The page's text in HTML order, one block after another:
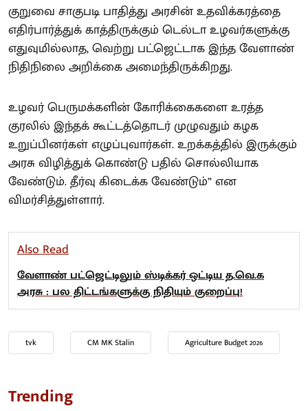
குறுவை சாகுபடி பாதித்து அரசின் உதவிக்கரத்தை
எதிர்பார்த்துக் காத்திருக்கும் டெல்டா உழவர்களுக்கு
எதுவுமில்லாத, வெற்று பட்ஜெட்டாக இந்த வேளாண்
நிதிநிலை அறிக்கை அமைந்திருக்கிறது.
உழவர் பெருமக்களின் கோரிக்கைகளை உரத்த
குரலில் இந்தக் கூட்டத்தொடர் முழுவதும் கழக
உறுப்பினர்கள் எழுப்புவார்கள். உறக்கத்தில் இருக்கும்
அரசு விழித்துக் கொண்டு பதில் சொல்லியாக
வேண்டும். தீர்வு கிடைக்க வேண்டும்” என
விமர்சித்துள்ளார்.
Also Read
வேளாண் பட்ஜெட்டிலும் ஸ்டிக்கர் ஒட்டிய த.வெ.க
அரசு : பல திட்டங்களுக்கு நிதியும் குறைப்பு!
tvk CM MK Stalin Agriculture Budget 2026
Trending